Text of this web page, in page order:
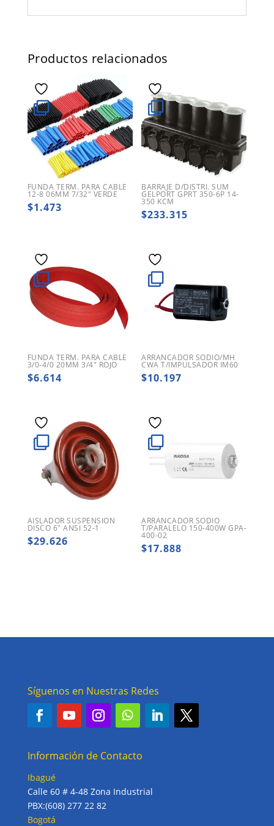
Productos relacionados
FUNDA TERM. PARA CABLE
12-8 06MM 7/32″ VERDE
$1.473
BARRAJE D/DISTRI. SUM
GELPORT GPRT 350-6P 14-
350 KCM
$233.315
FUNDA TERM. PARA CABLE
3/0-4/0 20MM 3/4″ ROJO
$6.614
ARRANCADOR SODIO/MH
CWA T/IMPULSADOR IM60
$10.197
AISLADOR SUSPENSION
DISCO 6″ ANSI 52-1
$29.626
ARRANCADOR SODIO
T/PARALELO 150-400W GPA-
400-02
$17.888
Síguenos en Nuestras Redes
Información de Contacto
Ibagué
Calle 60 # 4-48 Zona Industrial
PBX:(608) 277 22 82
Bogotá